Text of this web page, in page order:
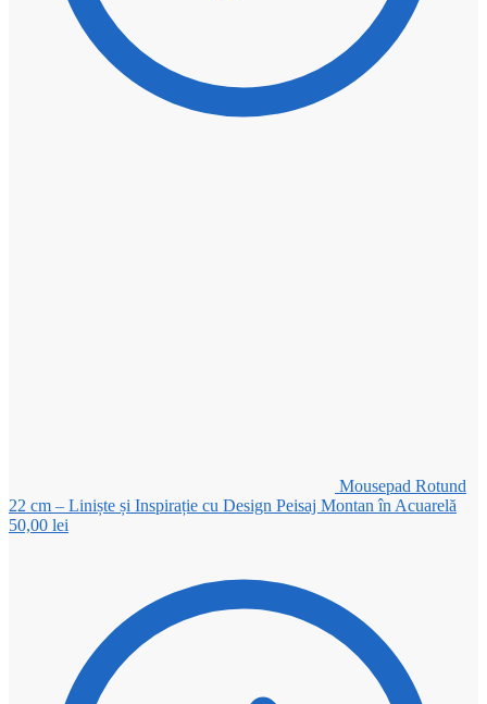
Mousepad Rotund
22 cm – Liniște și Inspirație cu Design Peisaj Montan în Acuarelă
50,00 lei